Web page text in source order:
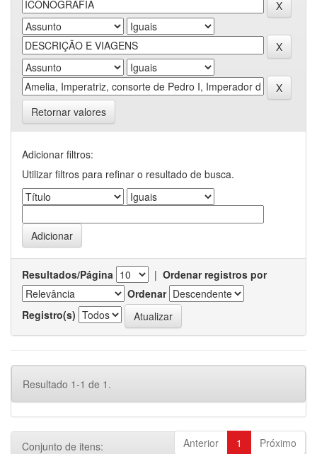
Retornar valores
Adicionar filtros:
Utilizar filtros para refinar o resultado de busca.
Resultados/Página | Ordenar registros por
Ordenar
Registro(s)
Resultado 1-1 de 1.
Anterior 1 Próximo
Conjunto de itens: